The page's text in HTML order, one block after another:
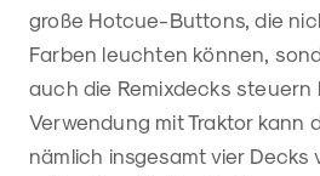
große Hotcue-Buttons, die
Farben leuchten können,
auch die Remixdecks steuern
Verwendung mit Traktor kann
nämlich insgesamt vier Decks